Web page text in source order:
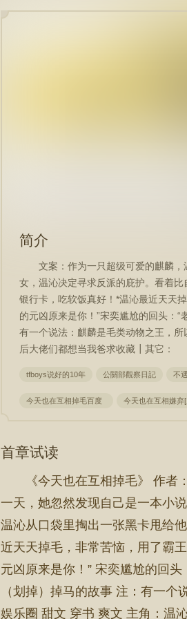
简介
文案：作为一只超级可爱的麒麟
女，温沁决定寻求反派的庇护。看着
银行卡，吃软饭真好！*温沁最近天天
的元凶原来是你！”宋奕尴尬的回头：
有一个说法：麒麟是毛类动物之王，
后大佬们都想当我爸求收藏┃其它：
tfboys说好的10年 公關部觀察日記 不遇
今天也在互相掉毛百度 今天也在互相嫌弃
首章试读
《今天也在互相掉毛》 作
一天，她忽然发现自己是一本小
温沁从口袋里掏出一张黑卡甩给
近天天掉毛，非常苦恼，用了霸
元凶原来是你！” 宋奕尴尬的回
（划掉）掉马的故事 注：有一
娱乐圈 甜文 穿书 爽文 主角：温